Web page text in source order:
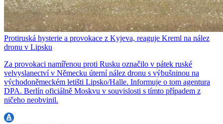
Protiruská hysterie a provokace z Kyjeva, reaguje Kreml na nález
dronu v Lipsku
Za provokaci namířenou proti Rusku označilo v pátek ruské
velvyslanectví v Německu úterní nález dronu s výbušninou na
východoněmeckém letišti Lipsko/Halle. Informuje o tom agentura
DPA. Berlín oficiálně Moskvu v souvislosti s tímto případem z
ničeho neobvinil.